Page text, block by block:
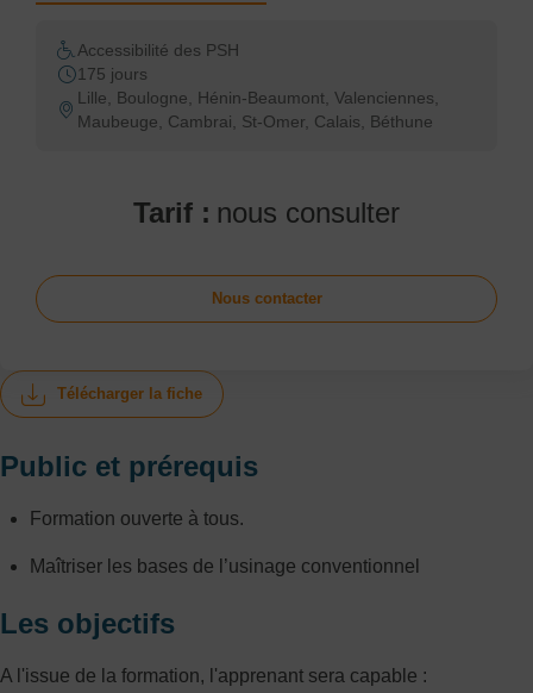
Télécharger la fiche
Public et prérequis
Formation ouverte à tous.
Maîtriser les bases de l’usinage conventionnel
Les objectifs
A l'issue de la formation, l'apprenant sera capable :
Accessibilité des PSH
175 jours
Lille, Boulogne, Hénin-Beaumont, Valenciennes,
Maubeuge, Cambrai, St-Omer, Calais, Béthune
Tarif : nous consulter
Nous contacter